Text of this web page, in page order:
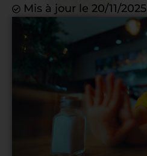
Mis à jour le 20/11/2025